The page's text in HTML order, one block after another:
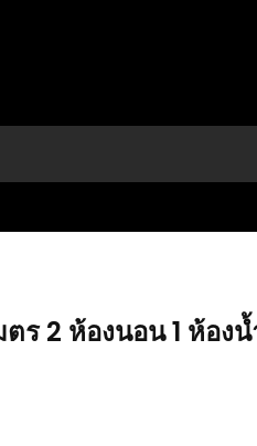
ร 2 ห้องนอน 1 ห้องน้